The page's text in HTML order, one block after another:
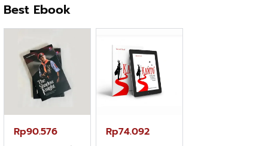
Best Ebook
Rp90.576 Rp74.092